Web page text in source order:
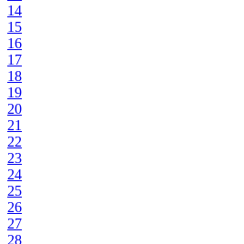
14
15
16
17
18
19
20
21
22
23
24
25
26
27
28